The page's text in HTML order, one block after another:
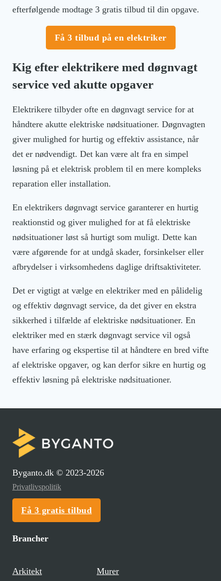
efterfølgende modtage 3 gratis tilbud til din opgave.
Få 3 tilbud på en elektriker
Kig efter elektrikere med døgnvagt
service ved akutte opgaver
Elektrikere tilbyder ofte en døgnvagt service for at
håndtere akutte elektriske nødsituationer. Døgnvagten
giver mulighed for hurtig og effektiv assistance, når
det er nødvendigt. Det kan være alt fra en simpel
løsning på et elektrisk problem til en mere kompleks
reparation eller installation.
En elektrikers døgnvagt service garanterer en hurtig
reaktionstid og giver mulighed for at få elektriske
nødsituationer løst så hurtigt som muligt. Dette kan
være afgørende for at undgå skader, forsinkelser eller
afbrydelser i virksomhedens daglige driftsaktiviteter.
Det er vigtigt at vælge en elektriker med en pålidelig
og effektiv døgnvagt service, da det giver en ekstra
sikkerhed i tilfælde af elektriske nødsituationer. En
elektriker med en stærk døgnvagt service vil også
have erfaring og ekspertise til at håndtere en bred vifte
af elektriske opgaver, og kan derfor sikre en hurtig og
effektiv løsning på elektriske nødsituationer.
Byganto.dk © 2023-2026
Privatlivspolitik
Få 3 gratis tilbud
Brancher
Arkitekt
Murer